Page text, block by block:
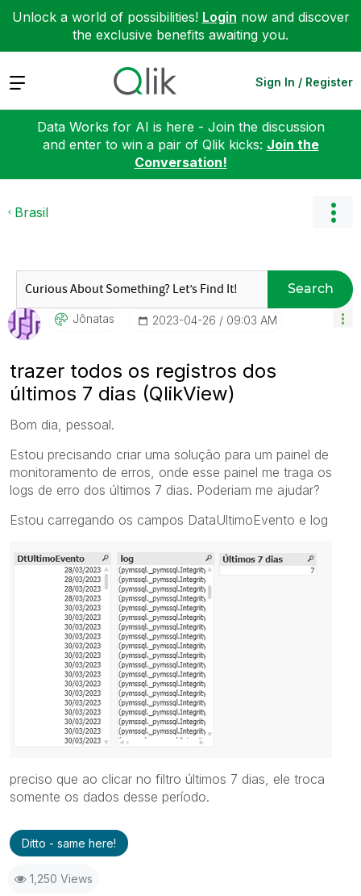
Unlock a world of possibilities! Login now and discover
the exclusive benefits awaiting you.
Expand Sign In / Register
Data Works for AI is here - Join the discussion
and enter to win a pair of Qlik kicks: Join the
Conversation!
Brasil
Search
Jônatas ‎2023-04-26 09:03 AM
trazer todos os registros dos
últimos 7 dias (QlikView)
Bom dia, pessoal.
Estou precisando criar uma solução para um painel de
monitoramento de erros, onde esse painel me traga os
logs de erro dos últimos 7 dias. Poderiam me ajudar?
Estou carregando os campos DataUltimoEvento e log
preciso que ao clicar no filtro últimos 7 dias, ele troca
somente os dados desse período.
Ditto - same here!
1,250 Views